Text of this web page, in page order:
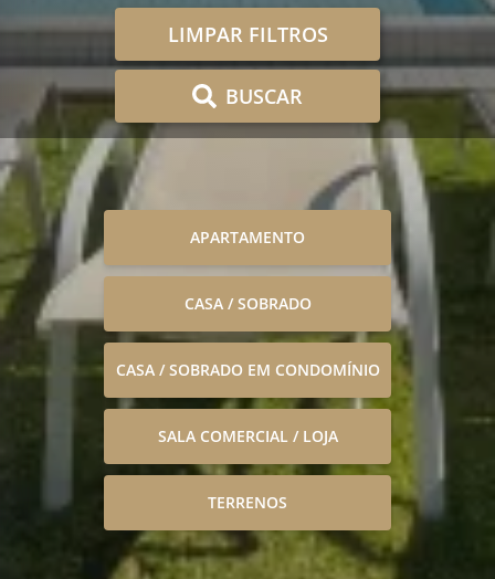
LIMPAR FILTROS
BUSCAR
APARTAMENTO
CASA / SOBRADO
CASA / SOBRADO EM CONDOMÍNIO
SALA COMERCIAL / LOJA
TERRENOS